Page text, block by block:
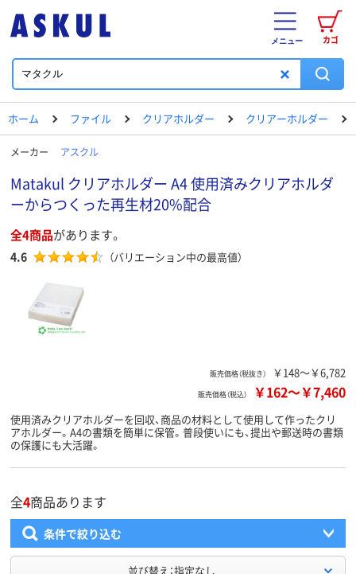
カゴ
メニュー
ホーム ファイル クリアホルダー クリアーホルダー
メーカー アスクル
Matakul クリアホルダー A4 使用済みクリアホルダ
ーからつくった再生材20%配合
全4商品があります。
4.6 （バリエーション中の最高値）
販売価格（税抜き） ￥148～￥6,782
販売価格（税込） ￥162～￥7,460
使用済みクリアホルダーを回収、商品の材料として使用して作ったクリ
アホルダー。A4の書類を簡単に保管。普段使いにも、提出や郵送時の書類
の保護にも大活躍。
全4商品あります
条件で絞り込む
並び替え：指定なし